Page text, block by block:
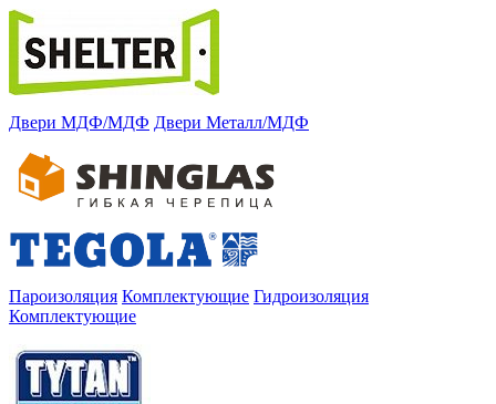
Двери МДФ/МДФ Двери Металл/МДФ
Пароизоляция Комплектующие Гидроизоляция
Комплектующие